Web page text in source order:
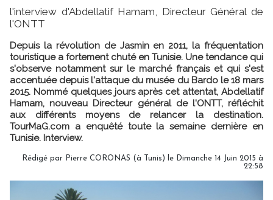
l'interview d'Abdellatif Hamam, Directeur Général de
l'ONTT
Depuis la révolution de Jasmin en 2011, la fréquentation
touristique a fortement chuté en Tunisie. Une tendance qui
s'observe notamment sur le marché français et qui s'est
accentuée depuis l'attaque du musée du Bardo le 18 mars
2015. Nommé quelques jours après cet attentat, Abdellatif
Hamam, nouveau Directeur général de l'ONTT, réfléchit
aux différents moyens de relancer la destination.
TourMaG.com a enquêté toute la semaine dernière en
Tunisie. Interview.
Rédigé par Pierre CORONAS (à Tunis) le Dimanche 14 Juin 2015 à
22:58